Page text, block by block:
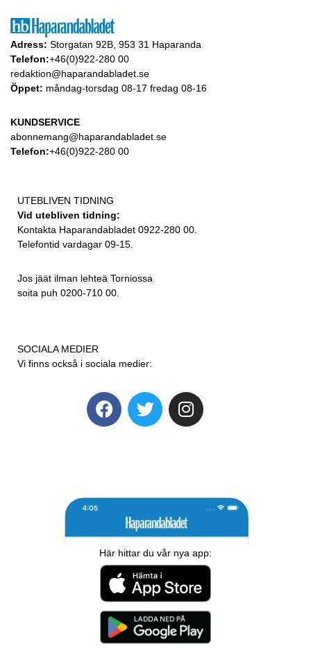
Adress: Storgatan 92B, 953 31 Haparanda
Telefon:+46(0)922-280 00
redaktion@haparandabladet.se
Öppet: måndag-torsdag 08-17 fredag 08-16
KUNDSERVICE
abonnemang@haparandabladet.se
Telefon:+46(0)922-280 00
UTEBLIVEN TIDNING
Vid utebliven tidning:
Kontakta Haparandabladet 0922-280 00.
Telefontid vardagar 09-15.
Jos jäät ilman lehteä Torniossa
soita puh 0200-710 00.
SOCIALA MEDIER
Vi finns också i sociala medier:
Här hittar du vår nya app: